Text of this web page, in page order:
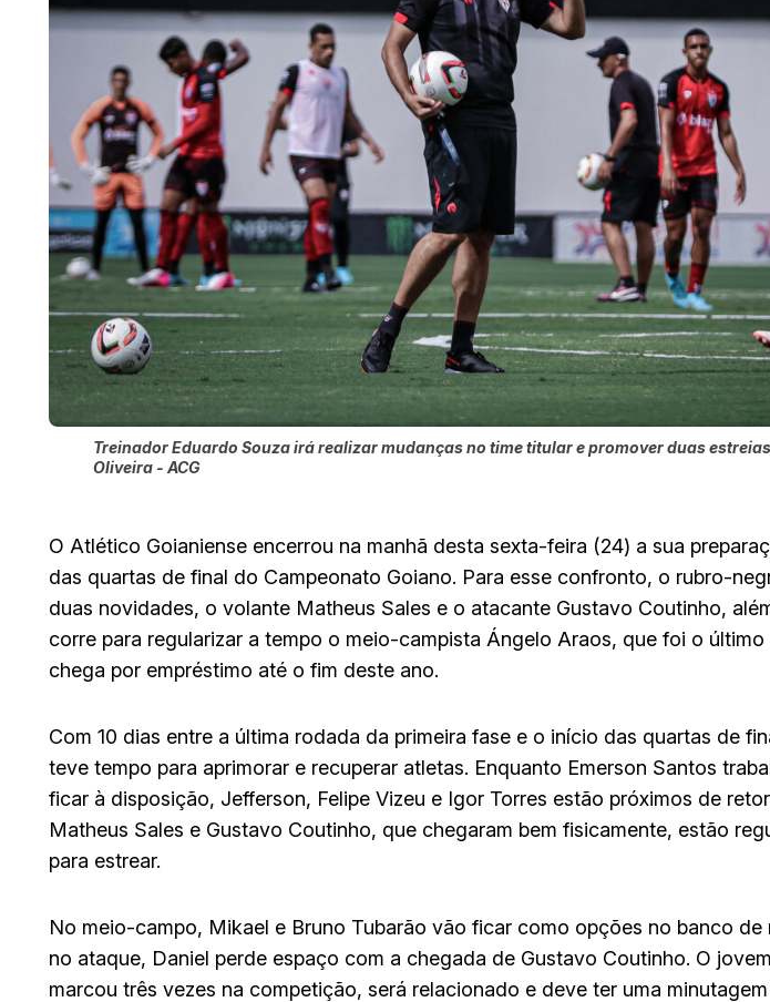
Treinador Eduardo Souza irá realizar mudanças no time titular e promover duas
Oliveira - ACG
O Atlético Goianiense encerrou na manhã desta sexta-feira (24) a sua
das quartas de final do Campeonato Goiano. Para esse confronto, o rubro-
duas novidades, o volante Matheus Sales e o atacante Gustavo Coutinho,
corre para regularizar a tempo o meio-campista Ángelo Araos, que foi o
chega por empréstimo até o fim deste ano.
Com 10 dias entre a última rodada da primeira fase e o início das quartas de
teve tempo para aprimorar e recuperar atletas. Enquanto Emerson Santos
ficar à disposição, Jefferson, Felipe Vizeu e Igor Torres estão próximos de
Matheus Sales e Gustavo Coutinho, que chegaram bem fisicamente, estão
para estrear.
No meio-campo, Mikael e Bruno Tubarão vão ficar como opções no banco de
no ataque, Daniel perde espaço com a chegada de Gustavo Coutinho. O
marcou três vezes na competição, será relacionado e deve ter uma